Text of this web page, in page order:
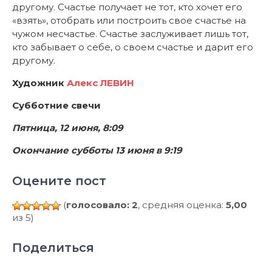
другому. Счастье получает не тот, кто хочет его
«взять», отобрать или построить свое счастье на
чужом несчастье. Счастье заслуживает лишь тот,
кто забывает о себе, о своем счастье и дарит его
другому.
Художник Алекс ЛЕВИН
Субботние свечи
Пятница, 12 июня, 8:09
Окончание субботы 13 июня в 9:19
Оцените пост
(голосовало: 2, средняя оценка: 5,00
из 5)
Поделиться